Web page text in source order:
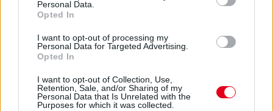
Personal Data.
Opted In
I want to opt-out of processing my
Personal Data for Targeted Advertising.
Opted In
I want to opt-out of Collection, Use,
Retention, Sale, and/or Sharing of my
Personal Data that Is Unrelated with the
Purposes for which it was collected.
Domenicali: Több sprint lesz az F1-ben – de nem
mindenhol